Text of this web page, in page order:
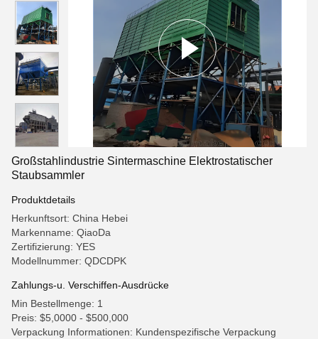
Großstahlindustrie Sintermaschine Elektrostatischer
Staubsammler
Produktdetails
Herkunftsort: China Hebei
Markenname: QiaoDa
Zertifizierung: YES
Modellnummer: QDCDPK
Zahlungs-u. Verschiffen-Ausdrücke
Min Bestellmenge: 1
Preis: $5,0000 - $500,000
Verpackung Informationen: Kundenspezifische Verpackung